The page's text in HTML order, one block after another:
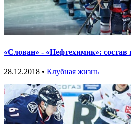
«Слован» - «Нефтехимик»:
28.12.2018 • Клубная жизнь